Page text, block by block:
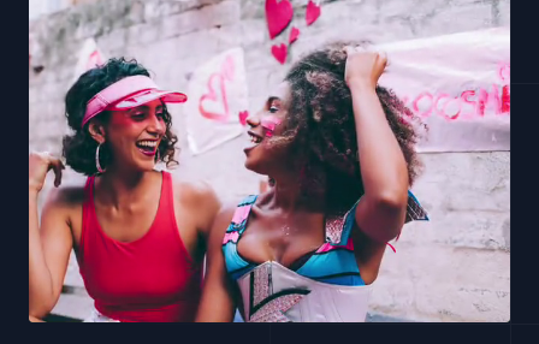
VELOCITÀ
VIVI LA RIVOLUZIONE